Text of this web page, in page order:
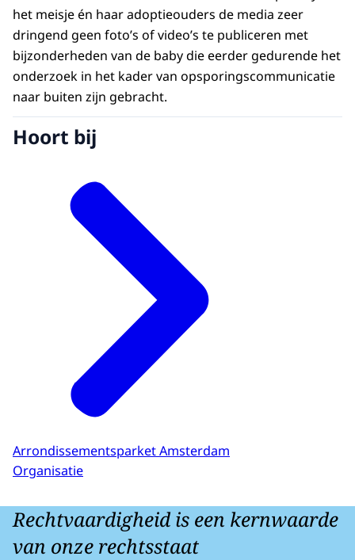
het meisje én haar adoptieouders de media zeer
dringend geen foto’s of video’s te publiceren met
bijzonderheden van de baby die eerder gedurende het
onderzoek in het kader van opsporingscommunicatie
naar buiten zijn gebracht.
Hoort bij
Arrondissementsparket Amsterdam
Organisatie
Rechtvaardigheid is een kernwaarde
van onze rechtsstaat